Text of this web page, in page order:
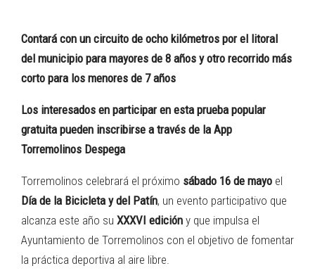
Contará con un circuito de ocho kilómetros por el litoral
del municipio para mayores de 8 años y otro recorrido más
corto para los menores de 7 años
Los interesados en participar en esta prueba popular
gratuita pueden inscribirse a través de la App
Torremolinos Despega
Torremolinos celebrará el próximo sábado 16 de mayo el
Día de la Bicicleta y del Patín, un evento participativo que
alcanza este año su XXXVI edición y que impulsa el
Ayuntamiento de Torremolinos con el objetivo de fomentar
la práctica deportiva al aire libre.